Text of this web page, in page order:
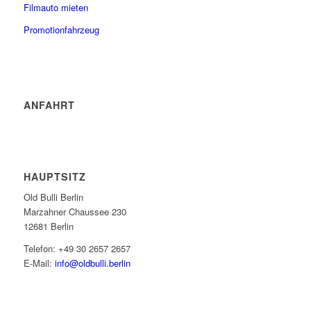
Filmauto mieten
Promotionfahrzeug
ANFAHRT
HAUPTSITZ
Old Bulli Berlin
Marzahner Chaussee 230
12681 Berlin
Telefon: +49 30 2657 2657
E-Mail: info@oldbulli.berlin